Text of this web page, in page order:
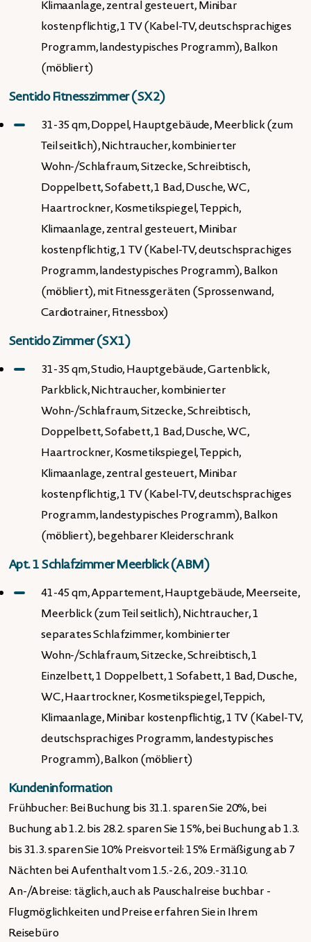
Klimaanlage, zentral gesteuert, Minibar
kostenpflichtig, 1 TV (Kabel-TV, deutschsprachiges
Programm, landestypisches Programm), Balkon
(möbliert)
Sentido Fitnesszimmer (SX2)
31-35 qm, Doppel, Hauptgebäude, Meerblick (zum
Teil seitlich), Nichtraucher, kombinierter
Wohn-/Schlafraum, Sitzecke, Schreibtisch,
Doppelbett, Sofabett, 1 Bad, Dusche, WC,
Haartrockner, Kosmetikspiegel, Teppich,
Klimaanlage, zentral gesteuert, Minibar
kostenpflichtig, 1 TV (Kabel-TV, deutschsprachiges
Programm, landestypisches Programm), Balkon
(möbliert), mit Fitnessgeräten (Sprossenwand,
Cardiotrainer, Fitnessbox)
Sentido Zimmer (SX1)
31-35 qm, Studio, Hauptgebäude, Gartenblick,
Parkblick, Nichtraucher, kombinierter
Wohn-/Schlafraum, Sitzecke, Schreibtisch,
Doppelbett, Sofabett, 1 Bad, Dusche, WC,
Haartrockner, Kosmetikspiegel, Teppich,
Klimaanlage, zentral gesteuert, Minibar
kostenpflichtig, 1 TV (Kabel-TV, deutschsprachiges
Programm, landestypisches Programm), Balkon
(möbliert), begehbarer Kleiderschrank
Apt. 1 Schlafzimmer Meerblick (ABM)
41-45 qm, Appartement, Hauptgebäude, Meerseite,
Meerblick (zum Teil seitlich), Nichtraucher, 1
separates Schlafzimmer, kombinierter
Wohn-/Schlafraum, Sitzecke, Schreibtisch, 1
Einzelbett, 1 Doppelbett, 1 Sofabett, 1 Bad, Dusche,
WC, Haartrockner, Kosmetikspiegel, Teppich,
Klimaanlage, Minibar kostenpflichtig, 1 TV (Kabel-TV,
deutschsprachiges Programm, landestypisches
Programm), Balkon (möbliert)
Kundeninformation
Frühbucher: Bei Buchung bis 31.1. sparen Sie 20%, bei
Buchung ab 1.2. bis 28.2. sparen Sie 15%, bei Buchung ab 1.3.
bis 31.3. sparen Sie 10% Preisvorteil: 15% Ermäßigung ab 7
Nächten bei Aufenthalt vom 1.5.-2.6., 20.9.-31.10.
An-/Abreise: täglich, auch als Pauschalreise buchbar -
Flugmöglichkeiten und Preise erfahren Sie in Ihrem
Reisebüro